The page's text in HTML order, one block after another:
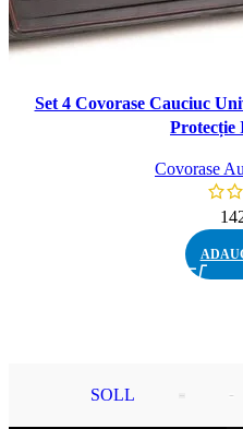
Set 4 Covorase Cauciuc
Protecție
Covorase
SOLL